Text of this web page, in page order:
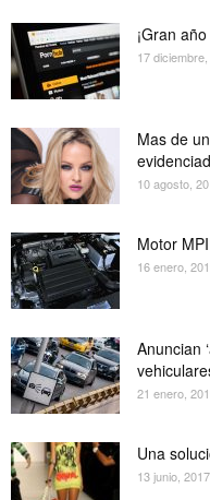
¡Gran
17
Mas de
10 agosto,
Motor MPI
16 enero,
Anuncian
21 enero,
Una
13 junio, 2017